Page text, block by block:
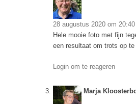
28 augustus 2020 om 20:40
Hele mooie foto met fijn
een resultaat om trots op te
Login om te reageren
Marja